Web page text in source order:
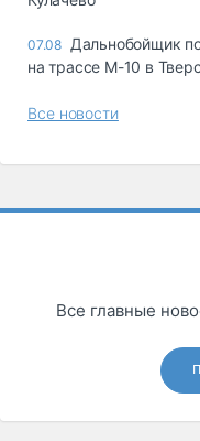
07.08 Дальнобойщик
на трассе М-10 в
Все новости
Все главные